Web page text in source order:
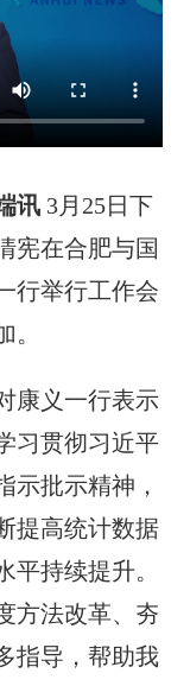
讯 3月25日下
宪在合肥与国
行举行工作会
。
义一行表示
习贯彻习近平
示批示精神，
提高统计数据
平持续提升。
方法改革、夯
指导，帮助我